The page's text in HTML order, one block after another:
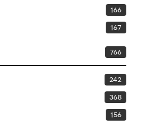
166
167
766
242
368
156